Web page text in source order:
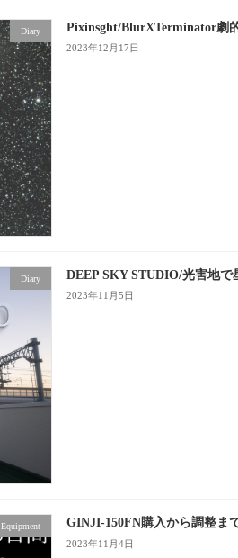
Diary Pixinsght/BlurXTerminator劇
2023年12月17日
Diary DEEP SKY STUDIO/光害地で
2023年11月5日
Equipment GINJI-150FN購入から調整ま
2023年11月4日